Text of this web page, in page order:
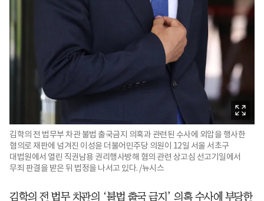
김학의 전 법무부 차관 불법 출국금지 의혹과 관련된 수사에 외압을 행사한
혐의로 재판에 넘겨진 이성윤 더불어민주당 의원이 12일 서울 서초구
대법원에서 열린 직권남용 권리행사방해 혐의 관련 상고심 선고기일에서
무죄 판결을 받은 뒤 법정을 나서고 있다. /뉴시스
김학의 전 법무 차관의 ‘불법 출국 금지’ 의혹 수사에 부당한